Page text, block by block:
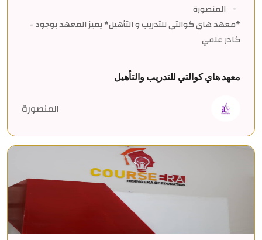
المنصورة
*معهد هاي كوالتي للتدريب و التأهيل* يميز المعهد بوجود -
كادر علمي
معهد هاي كوالتي للتدريب والتأهيل
المنصورة